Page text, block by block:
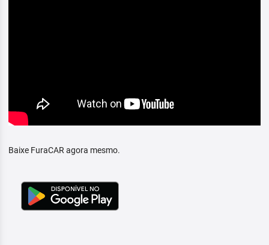
Baixe FuraCAR agora mesmo.